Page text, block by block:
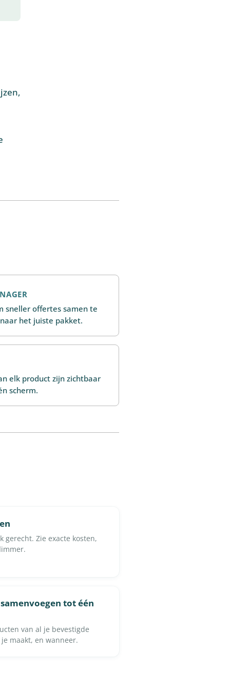
sneller offertes samen te
het juiste pakket.
elk product zijn zichtbaar
scherm.
gerecht. Zie exacte kosten,
tot één
van al je bevestigde
maakt, en wanneer.